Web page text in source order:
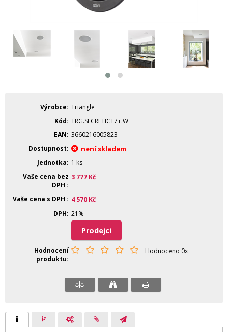
Výrobce Triangle
Kód TRG.SECRETICT7+.W
EAN 3660216005823
Dostupnost
není skladem
Jednotka
1 ks
Vaše cena bez
DPH
3 777 Kč
Vaše cena s DPH 4 570 Kč
DPH 21%
Prodejci
Hodnocení
produktu
Hodnoceno 0x